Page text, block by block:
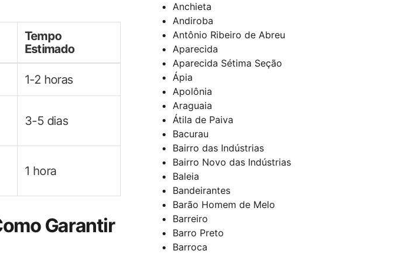
Tempo
Estimado
1-2 horas
3-5 dias
1 hora
Garantir
Anchieta
Andiroba
Antônio Ribeiro de Abreu
Aparecida
Aparecida Sétima Seção
Ápia
Apolônia
Araguaia
Átila de Paiva
Bacurau
Bairro das Indústrias
Bairro Novo das Indústrias
Baleia
Bandeirantes
Barão Homem de Melo
Barreiro
Barro Preto
Barroca